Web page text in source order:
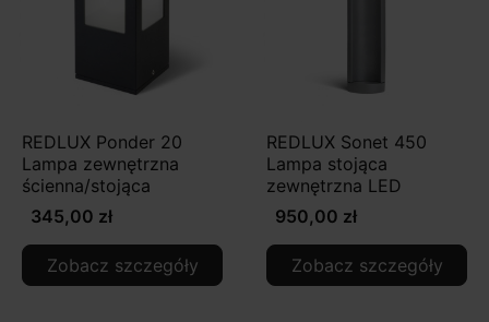
REDLUX Ponder 20
Lampa zewnętrzna
ścienna/stojąca
345,00 zł
Zobacz szczegóły
REDLUX Sonet 450
Lampa stojąca
zewnętrzna LED
950,00 zł
Zobacz szczegóły